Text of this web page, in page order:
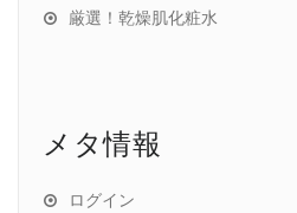
厳選！乾燥肌化粧水
メタ情報
ログイン